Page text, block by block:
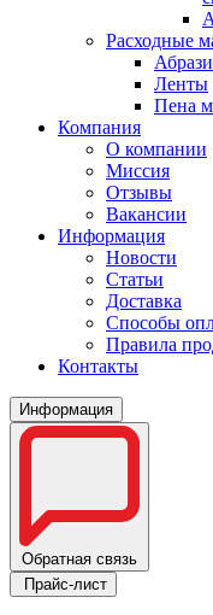
Расходные
Ленты
Пена
Компания
О компании
Миссия
Отзывы
Вакансии
Информация
Новости
Статьи
Доставка
Способы
Правила
Контакты
Информация
Обратная связь
Прайс-лист